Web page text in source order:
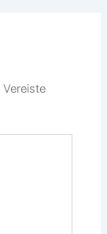
Vereiste